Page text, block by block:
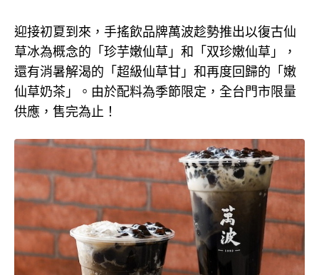
迎接初夏到來，手搖飲品牌萬波趁勢推出以復古仙
草冰為概念的「珍芋嫩仙草」和「双珍嫩仙草」，
還有消暑解渴的「超級仙草甘」和再度回歸的「嫩
仙草奶茶」。由於配料為季節限定，全台門市限量
供應，售完為止！